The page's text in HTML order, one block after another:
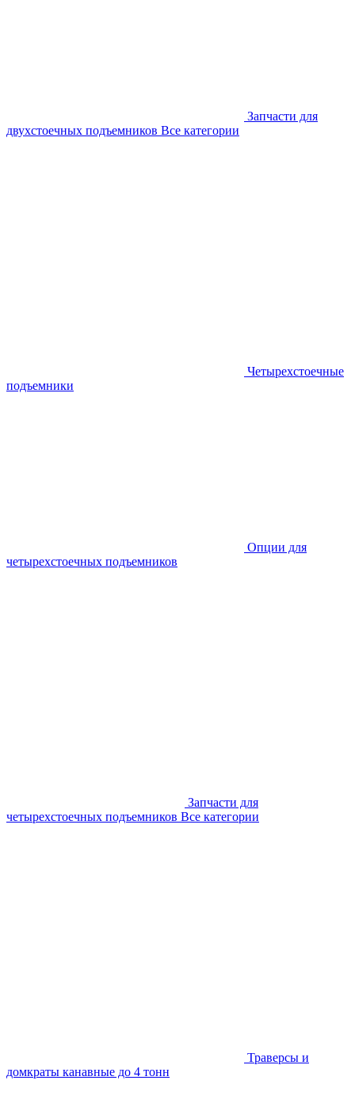
Запчасти для
двухстоечных подъемников Все категории
Четырехстоечные
подъемники
Опции для
четырехстоечных подъемников
Запчасти для
четырехстоечных подъемников Все категории
Траверсы и
домкраты канавные до 4 тонн